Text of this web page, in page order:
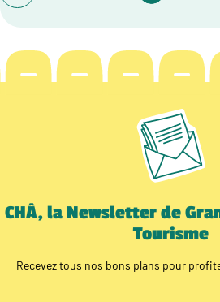
CHÂ, la Newsletter de
Tourisme
Recevez tous nos bons plans pour